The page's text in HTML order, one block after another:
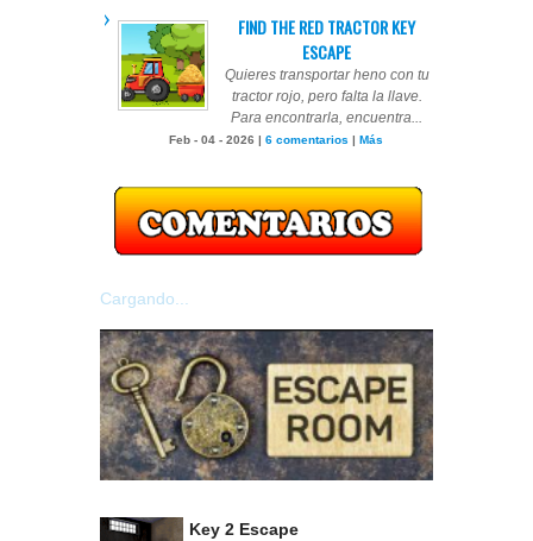
FIND THE RED TRACTOR KEY
ESCAPE
Quieres transportar heno con tu
tractor rojo, pero falta la llave.
Para encontrarla, encuentra...
Feb - 04 - 2026 | 6 comentarios | Más
Cargando...
Key 2 Escape